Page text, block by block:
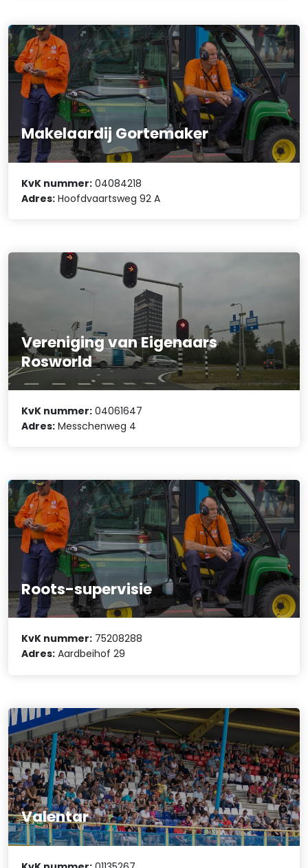
Makelaardij Gortemaker
KvK nummer: 04084218
Adres: Hoofdvaartsweg 92 A
Vereniging van Eigenaars
Rosworld
KvK nummer: 04061647
Adres: Messchenweg 4
Roots-supervisie
KvK nummer: 75208288
Adres: Aardbeihof 29
Valentar